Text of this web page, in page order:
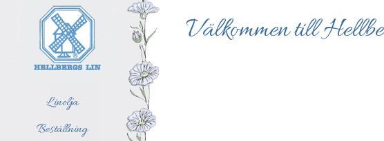
Linolja
Beställning
Välkommen till